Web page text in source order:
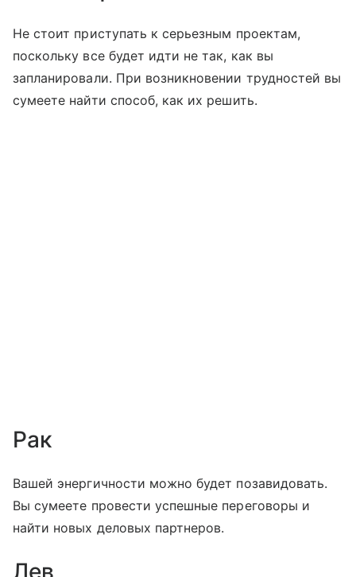
Не стоит приступать к серьезным проектам,
поскольку все будет идти не так, как вы
запланировали. При возникновении трудностей вы
сумеете найти способ, как их решить.
Рак
Вашей энергичности можно будет позавидовать.
Вы сумеете провести успешные переговоры и
найти новых деловых партнеров.